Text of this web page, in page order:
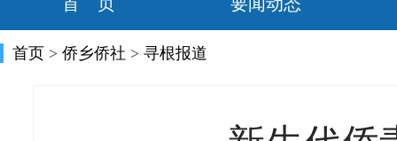
首页 > 侨乡侨社 > 寻根报道